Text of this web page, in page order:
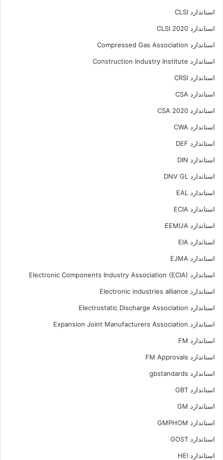
استاندارد CLSI
استاندارد CLSI 2020
استاندارد Compressed Gas Association
استاندارد Construction Industry Institute
استاندارد CRSI
استاندارد CSA
استاندارد CSA 2020
استاندارد CWA
استاندارد DEF
استاندارد DIN
استاندارد DNV GL
استاندارد EAL
استاندارد ECIA
استاندارد EEMUA
استاندارد EIA
استاندارد EJMA
استاندارد Electronic Components Industry Association (ECIA)
استاندارد Electronic industries alliance
استاندارد Electrostatic Discharge Association
استاندارد Expansion Joint Manufacturers Association
استاندارد FM
استاندارد FM Approvals
استاندارد gbstandards
استاندارد GBT
استاندارد GM
استاندارد GMPHOM
استاندارد GOST
استاندارد HEI